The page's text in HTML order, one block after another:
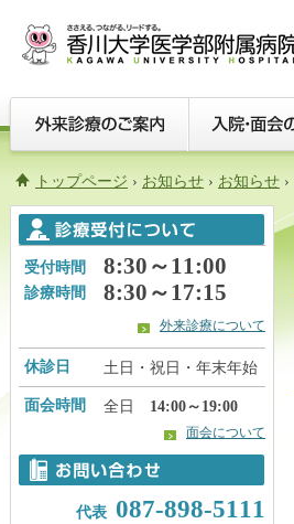
トップページ › お知らせ › お知らせ ›
受付時間 8:30～11:00
診療時間 8:30～17:15
外来診療について
休診日 土日・祝日・年末年始
面会時間 全日 14:00～19:00
面会について
代表 087-898-5111